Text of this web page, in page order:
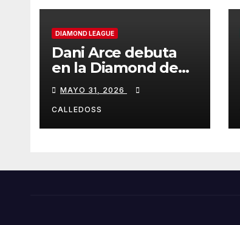
DIAMOND LEAGUE
Dani Arce debuta
en la Diamond de
Rabat
MAYO 31, 2026
CALLEDOSS